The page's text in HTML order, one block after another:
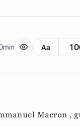
Aa
Macron ,